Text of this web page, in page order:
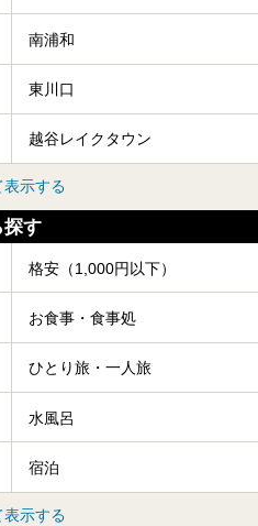
南浦和
東川口
越谷レイクタウン
表示する
探す
格安（1,000円以下）
お食事・食事処
ひとり旅・一人旅
水風呂
宿泊
表示する